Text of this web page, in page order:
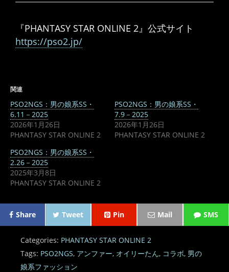
『PHANTASY STAR ONLINE 2』公式サイト
https://pso2.jp/
関連
PSO2NGS：男の娘系SS・
6.11－2025
2026年1月26日
PHANTASY STAR ONLINE 2
PSO2NGS：男の娘系SS・
7.9－2025
2026年1月26日
PHANTASY STAR ONLINE 2
PSO2NGS：男の娘系SS・
2.26－2025
2025年3月8日
PHANTASY STAR ONLINE 2
Share Tweet Pin Mail SMS
Categories: PHANTASY STAR ONLINE 2
Tags: PSO2NGS, アンファー, オイリーたん, コラボ, 男の
娘系ファッション